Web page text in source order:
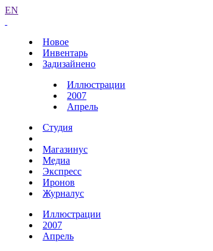
EN
Новое
Инвентарь
Задизайнено
Иллюстрации
2007
Апрель
Студия
Магазинус
Медиа
Экспресс
Иронов
Журналус
Иллюстрации
2007
Апрель